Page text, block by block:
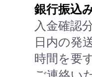
銀行振込
入金確認
日内の発
時間を要